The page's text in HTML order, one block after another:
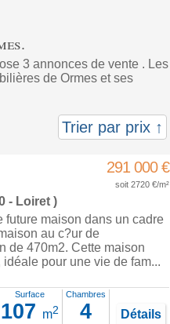
3 annonces de vente . Les
de Ormes et ses
Trier par prix ↑
291 000 €
soit 2720 €/m²
- Loiret )
future maison dans un cadre
au c?ur de
de 470m2. Cette maison
pour une vie de fam...
Surface
107 m2
Chambres
4 Détails